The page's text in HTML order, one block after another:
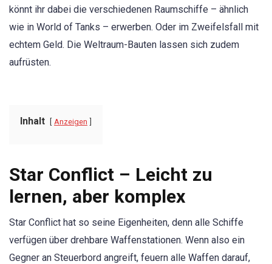
könnt ihr dabei die verschiedenen Raumschiffe – ähnlich
wie in World of Tanks – erwerben. Oder im Zweifelsfall mit
echtem Geld. Die Weltraum-Bauten lassen sich zudem
aufrüsten.
Inhalt Anzeigen
Star Conflict – Leicht zu
lernen, aber komplex
Star Conflict hat so seine Eigenheiten, denn alle Schiffe
verfügen über drehbare Waffenstationen. Wenn also ein
Gegner an Steuerbord angreift, feuern alle Waffen darauf,